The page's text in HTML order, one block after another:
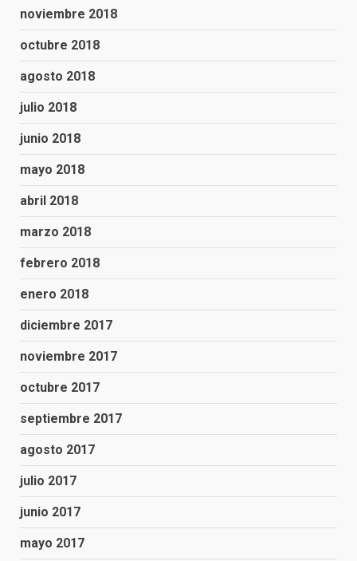
noviembre 2018
octubre 2018
agosto 2018
julio 2018
junio 2018
mayo 2018
abril 2018
marzo 2018
febrero 2018
enero 2018
diciembre 2017
noviembre 2017
octubre 2017
septiembre 2017
agosto 2017
julio 2017
junio 2017
mayo 2017